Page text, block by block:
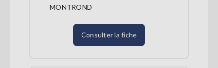
MONTROND
Consulter la fiche